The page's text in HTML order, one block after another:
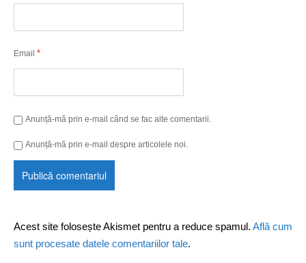
Email *
Anunță-mă prin e-mail când se fac alte comentarii.
Anunță-mă prin e-mail despre articolele noi.
Acest site folosește Akismet pentru a reduce spamul. Află cum
sunt procesate datele comentariilor tale.